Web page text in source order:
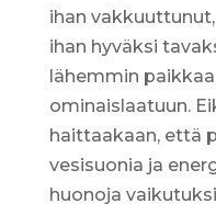
ihan
ihan hyväksi
lähemmin
ominaislaatuun.
haittaakaan, että
vesisuonia ja
huonoja